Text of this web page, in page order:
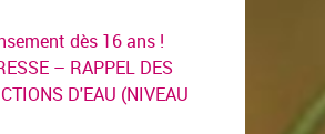
dès 16 ans !
– RAPPEL DES
D'EAU (NIVEAU